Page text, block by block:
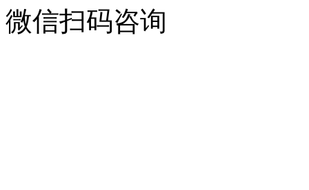
微信扫码咨询